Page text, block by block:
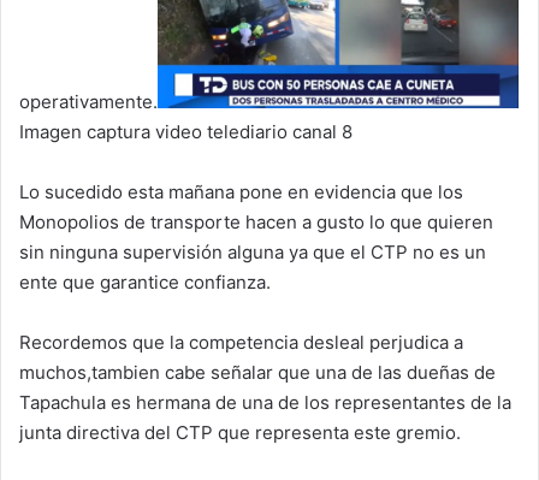
operativamente.
Imagen captura video telediario canal 8
Lo sucedido esta mañana pone en evidencia que los
Monopolios de transporte hacen a gusto lo que quieren
sin ninguna supervisión alguna ya que el CTP no es un
ente que garantice confianza.
Recordemos que la competencia desleal perjudica a
muchos,tambien cabe señalar que una de las dueñas de
Tapachula es hermana de una de los representantes de la
junta directiva del CTP que representa este gremio.